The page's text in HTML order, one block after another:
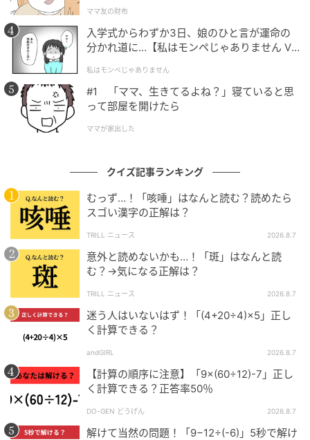
ママ友の財布
入学式からわずか3日、娘のひと言が運命の
分かれ道に…【私はモンペじゃありません Vo
私はモンペじゃありません
#1 「ママ、生きてるよね？」寝ていると思
って部屋を開けたら
ママが家出した
クイズ記事ランキング
むっず…！「咳唾」はなんと読む？読めたら
スゴい漢字の正解は？
TRILL ニュース 2026.8.7
意外と読めないかも…！「斑」はなんと読
む？→気になる正解は？
TRILL ニュース 2026.8.7
迷う人はいないはず！「(4+20÷4)×5」正し
く計算できる？
andGIRL 2026.8.7
【計算の順序に注意】「9×(60÷12)-7」正し
く計算できる？正答率50％
DO-GEN どうげん 2026.8.7
解けて当然の問題！「9−12÷(-6)」5秒で解け